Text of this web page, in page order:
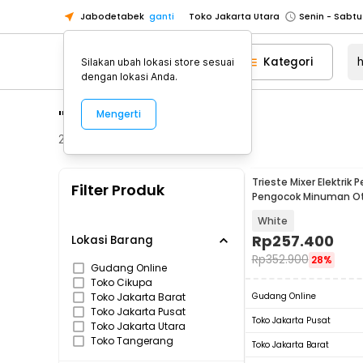
Jabodetabek ganti Toko Jakarta Utara
Toko Tangerang
Toko Cikupa
Pick n Go Jakarta Barat
Senin -
Toko Jakarta Barat
Senin -
Toko Tangerang
Senin - Jumat
Senin - Jumat
Kategori
"handuk mixer"
240
Filter Produk
Lokasi Barang
Gudang Online
Toko Cikupa
Toko Jakarta Barat
Toko Jakarta Pusat
Toko Jakarta Utara
Toko Tangerang
Trieste Mixer Elektrik
Pengocok Minuman
White
Rp257.400
Rp352.900 28%
Gudang Online
Toko Jakarta Pusat
Toko Jakarta Barat
Silakan ubah lokasi store sesuai
dengan lokasi Anda.
Mengerti